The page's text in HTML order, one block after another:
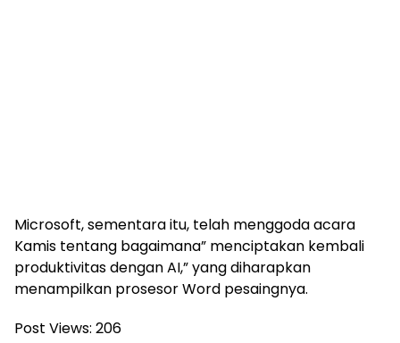
Microsoft, sementara itu, telah menggoda acara
Kamis tentang bagaimana” menciptakan kembali
produktivitas dengan AI,” yang diharapkan
menampilkan prosesor Word pesaingnya.
Post Views: 206